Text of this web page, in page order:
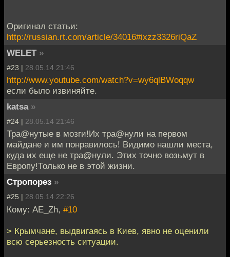
Оригинал статьи:
http://russian.rt.com/article/34016#ixzz3326riQaZ
WELET »
#23 | 28.05.14 21:46
http://www.youtube.com/watch?v=wy6qlBWoqqw
если было извиняйте.
katsa »
#24 | 28.05.14 21:46
Тра@нутые в мозги!Их тра@нули на первом
майдане и им понравилось! Видимо нашли места,
куда их еще не тра@нули. Этих точно возьмут в
Европу!Только не в этой жизни.
Стропорез »
#25 | 28.05.14 22:26
Кому: AE_Zh, #10
> Крымчане, выдвигаясь в Киев, явно не оценили
всю серьезность ситуации.